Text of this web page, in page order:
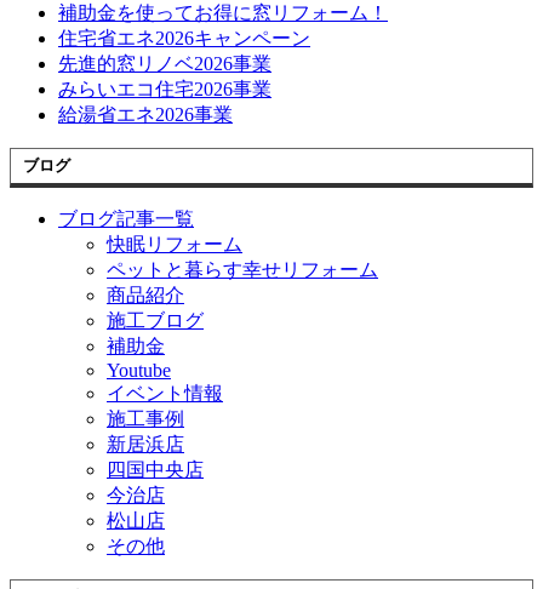
補助金を使ってお得に窓リフォーム！
住宅省エネ2026キャンペーン
先進的窓リノベ2026事業
みらいエコ住宅2026事業
給湯省エネ2026事業
ブログ
ブログ記事一覧
快眠リフォーム
ペットと暮らす幸せリフォーム
商品紹介
施工ブログ
補助金
Youtube
イベント情報
施工事例
新居浜店
四国中央店
今治店
松山店
その他